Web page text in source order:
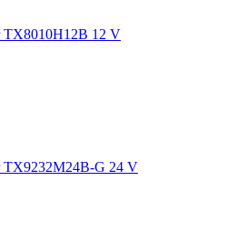
TX8010H12B 12 V
TX9232M24B-G 24 V